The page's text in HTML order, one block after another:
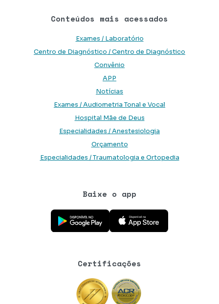
Conteúdos mais acessados
Exames / Laboratório
Centro de Diagnóstico / Centro de Diagnóstico
Convênio
APP
Notícias
Exames / Audiometria Tonal e Vocal
Hospital Mãe de Deus
Especialidades / Anestesiologia
Orçamento
Especialidades / Traumatologia e Ortopedia
Baixe o app
Baixe o aplicativo na Google Play Store
Baixe o aplicativo na App Store
Certificações